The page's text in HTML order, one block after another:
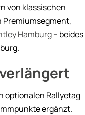
von klassischen
Premiumsegment,
Hamburg– beides
optionalen Rallyetag
ergänzt.